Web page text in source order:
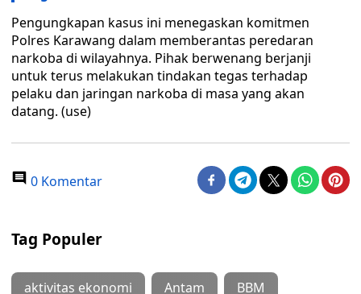
Pengungkapan kasus ini menegaskan komitmen
Polres Karawang dalam memberantas peredaran
narkoba di wilayahnya. Pihak berwenang berjanji
untuk terus melakukan tindakan tegas terhadap
pelaku dan jaringan narkoba di masa yang akan
datang. (use)
0 Komentar
Tag Populer
aktivitas ekonomi Antam BBM